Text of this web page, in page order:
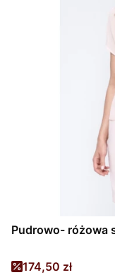
Pudrowo- różowa
Cena promocyjna
174,50 zł